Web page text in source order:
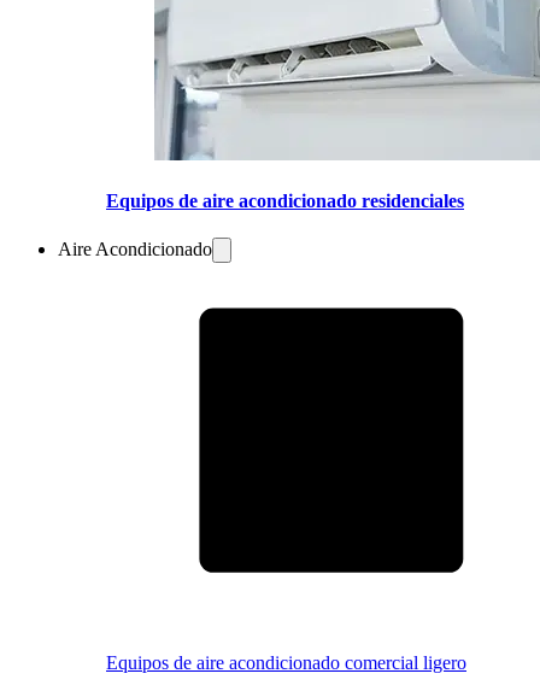
Equipos de aire acondicionado residenciales
Aire Acondicionado
Equipos de aire acondicionado comercial ligero